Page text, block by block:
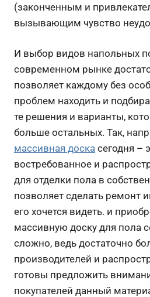
(законченным и
вызывающим чувство
И выбор видов напольных
современном рынке
позволяет каждому без
проблем находить и
те решения и варианты,
больше остальных. Так,
массивная доска сегодня –
востребованное и
для отделки пола в
позволяет сделать ремонт
его хочется видеть. и
массивную доску для пола
сложно, ведь достаточно
производителей и
готовы предложить
покупателей данный